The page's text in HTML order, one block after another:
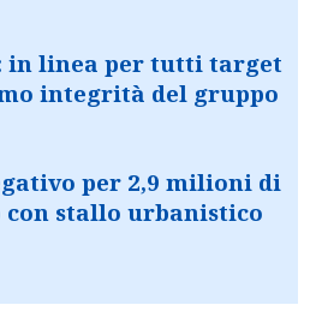
in linea per tutti target
integrità del gruppo
per 2,9 milioni di
con stallo urbanistico